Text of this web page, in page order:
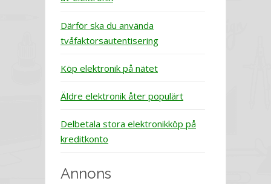
Därför ska du använda
tvåfaktorsautentisering
Köp elektronik på nätet
Äldre elektronik åter populärt
Delbetala stora elektronikköp på
kreditkonto
Annons